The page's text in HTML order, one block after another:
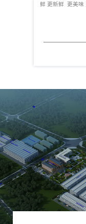
鲜 更新鲜 更美味